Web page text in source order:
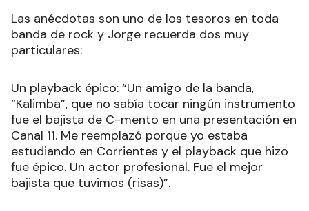
Las anécdotas son uno de los tesoros en toda
banda de rock y Jorge recuerda dos muy
particulares:
Un playback épico: “Un amigo de la banda,
“Kalimba”, que no sabía tocar ningún instrumento
fue el bajista de C-mento en una presentación en
Canal 11. Me reemplazó porque yo estaba
estudiando en Corrientes y el playback que hizo
fue épico. Un actor profesional. Fue el mejor
bajista que tuvimos (risas)”.